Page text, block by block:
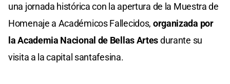
una jornada histórica con la apertura de la Muestra de
Homenaje a Académicos Fallecidos, organizada por
la Academia Nacional de Bellas Artesdurante su
visita a la capital santafesina.